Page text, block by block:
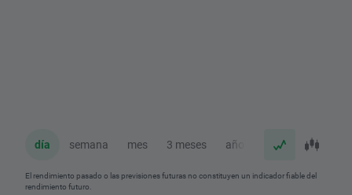
día semana mes 3 meses año
El rendimiento pasado o las previsiones futuras no constituyen un indicador fiable del
rendimiento futuro.